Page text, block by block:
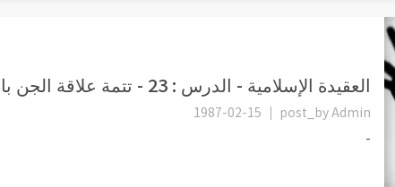
العقيدة الإسلامية - الدرس : 23 - تتمة علاقة الجن بالإنسان
post_byAdmin
1987-02-15
-